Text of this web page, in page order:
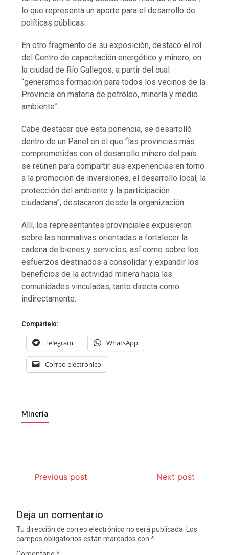
lo que representa un aporte para el desarrollo de
políticas públicas.
En otro fragmento de su exposición, destacó el rol
del Centro de capacitación energético y minero, en
la ciudad de Río Gallegos, a partir del cual
“generamos formación para todos los vecinos de la
Provincia en materia de petróleo, minería y medio
ambiente”.
Cabe destacar que esta ponencia, se desarrolló
dentro de un Panel en el que “las provincias más
comprometidas con el desarrollo minero del país
se reúnen para compartir sus experiencias en torno
a la promoción de inversiones, el desarrollo local, la
protección del ambiente y la participación
ciudadana”, destacaron desde la organización.
Allí, los representantes provinciales expusieron
sobre las normativas orientadas a fortalecer la
cadena de bienes y servicios, así como sobre los
esfuerzos destinados a consolidar y expandir los
beneficios de la actividad minera hacia las
comunidades vinculadas, tanto directa como
indirectamente.
Compártelo:
Telegram WhatsApp
Correo electrónico
Minería
Previous post Next post
Deja un comentario
Tu dirección de correo electrónico no será publicada.
Los
campos obligatorios están marcados con*